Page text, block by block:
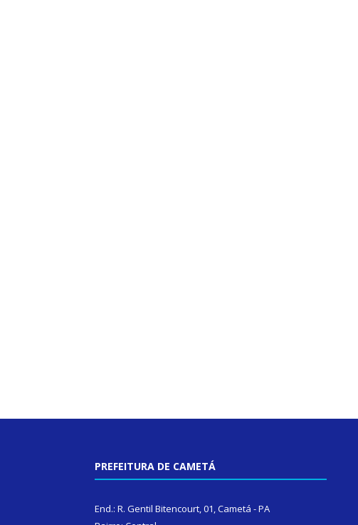
PREFEITURA DE CAMETÁ
End.: R. Gentil Bitencourt, 01, Cametá - PA